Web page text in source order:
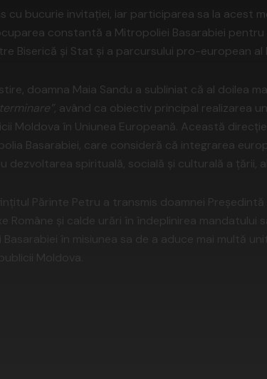
cu bucurie invitației, iar participarea sa la acest
constantă a Mitropoliei Basarabiei pentru
Biserică și Stat și a parcursului pro-european al
doamna Maia Sandu a subliniat că al doilea
având ca obiectiv principal realizarea
Moldova în Uniunea Europeană. Această
Basarabiei, care consideră că integrarea
spirituală, socială și culturală a țării,
Părinte Petru a transmis doamnei Președintă
Române și calde urări în îndeplinirea mandatului